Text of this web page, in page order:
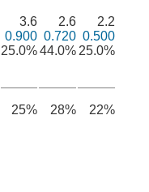
3.6
0.900
25.0%
25%
2.6
0.720
44.0%
28%
2.2
0.500
25.0%
22%